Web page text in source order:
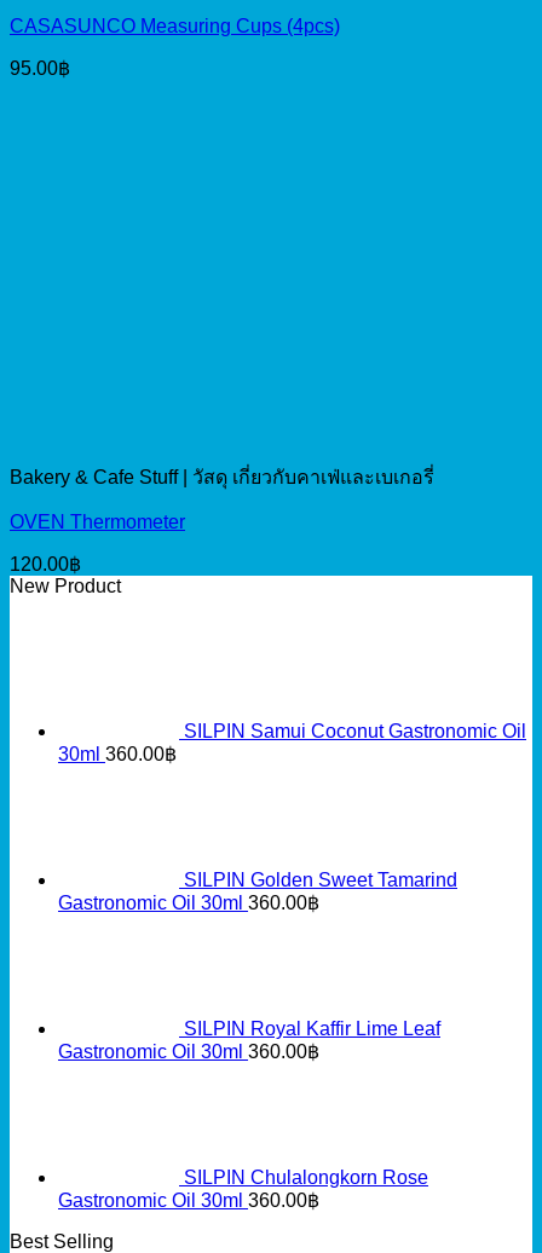
CASASUNCO Measuring Cups (4pcs)
95.00฿
Bakery & Cafe Stuff | วัสดุ เกี่ยวกับคาเฟ่และเบเกอรี่
OVEN Thermometer
120.00฿
New Product
SILPIN Samui Coconut Gastronomic Oil
30ml 360.00฿
SILPIN Golden Sweet Tamarind
Gastronomic Oil 30ml 360.00฿
SILPIN Royal Kaffir Lime Leaf
Gastronomic Oil 30ml 360.00฿
SILPIN Chulalongkorn Rose
Gastronomic Oil 30ml 360.00฿
Best Selling